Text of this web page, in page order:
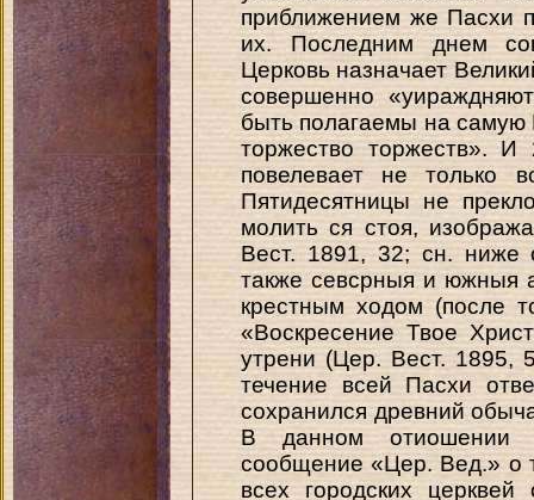
приближением же Пасхи
их. Последним днем
Церковь назначает
совершенно
быть полагаемы на самую
торжество торжеств».
повелевает не
Пятидесятницы не
молить ся стоя,
Вест. 1891, 32; сн. ниже
также севсрныя и южныя
крестным ходом (после
«Воскресение Твое
утрени (Цер. Вест. 1895,
течение всей Пасхи
сохранился древний
В данном отиошении
сообщение «Цер. Вед.» о
всех городских